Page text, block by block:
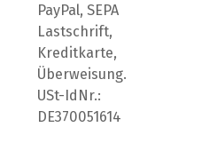
PayPal, SEPA
Lastschrift,
Kreditkarte,
Überweisung.
USt-IdNr.:
DE370051614